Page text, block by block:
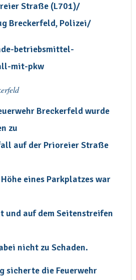
Straße (L701)/
Breckerfeld, Polizei/
Breckerfeld wurde
zu
auf der Prioreier Straße
eines Parkplatzes war
und auf dem Seitenstreifen
nicht zu Schaden.
sicherte die Feuerwehr